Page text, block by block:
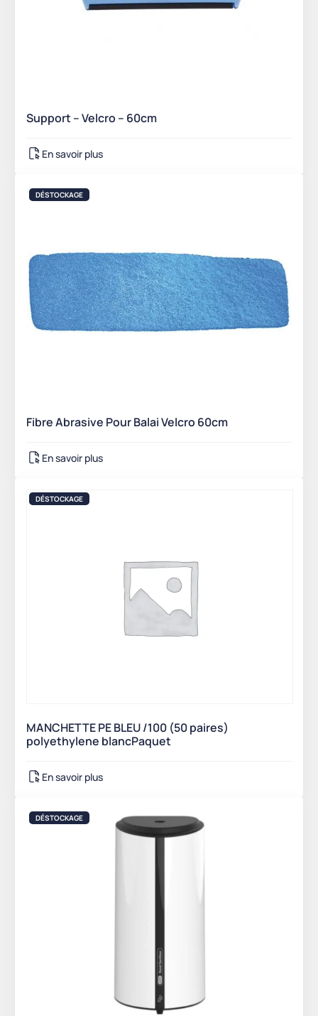
Support – Velcro – 60cm
En savoir plus
DÉSTOCKAGE
Fibre Abrasive Pour Balai Velcro 60cm
En savoir plus
DÉSTOCKAGE
MANCHETTE PE BLEU /100 (50 paires)
polyethylene blancPaquet
En savoir plus
DÉSTOCKAGE